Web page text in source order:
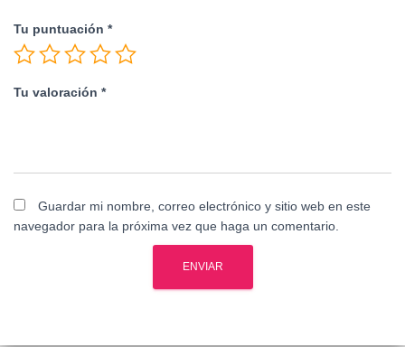
Tu puntuación *
Tu valoración *
Guardar mi nombre, correo electrónico y sitio web en este
navegador para la próxima vez que haga un comentario.